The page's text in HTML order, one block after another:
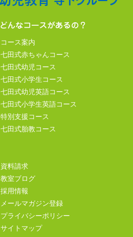
コース案内
七田式赤ちゃんコース
七田式幼児コース
七田式小学生コース
七田式幼児英語コース
七田式小学生英語コース
特別支援コース
七田式胎教コース
資料請求
教室ブログ
採用情報
メールマガジン登録
プライバシーポリシー
サイトマップ